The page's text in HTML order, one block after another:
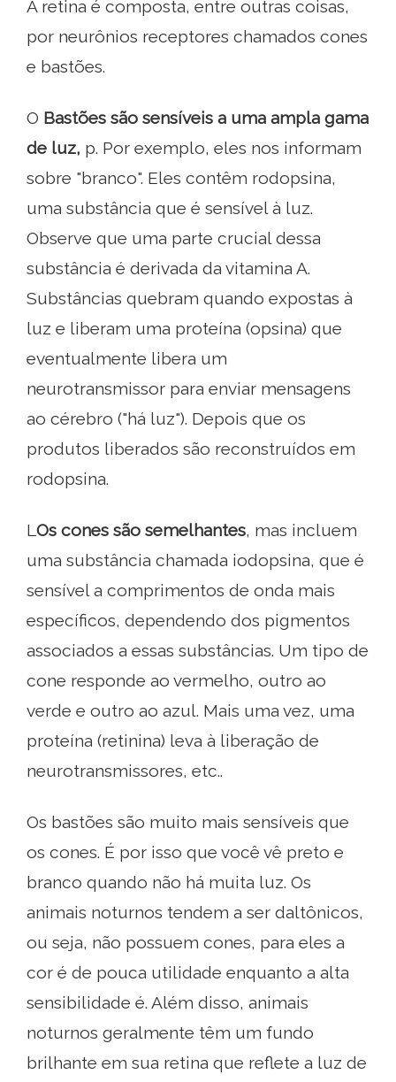
A retina é composta, entre outras coisas,
por neurônios receptores chamados cones
e bastões.
O Bastões são sensíveis a uma ampla gama
de luz, p. Por exemplo, eles nos informam
sobre "branco". Eles contêm rodopsina,
uma substância que é sensível à luz.
Observe que uma parte crucial dessa
substância é derivada da vitamina A.
Substâncias quebram quando expostas à
luz e liberam uma proteína (opsina) que
eventualmente libera um
neurotransmissor para enviar mensagens
ao cérebro ("há luz"). Depois que os
produtos liberados são reconstruídos em
rodopsina.
LOs cones são semelhantes, mas incluem
uma substância chamada iodopsina, que é
sensível a comprimentos de onda mais
específicos, dependendo dos pigmentos
associados a essas substâncias. Um tipo de
cone responde ao vermelho, outro ao
verde e outro ao azul. Mais uma vez, uma
proteína (retinina) leva à liberação de
neurotransmissores, etc..
Os bastões são muito mais sensíveis que
os cones. É por isso que você vê preto e
branco quando não há muita luz. Os
animais noturnos tendem a ser daltônicos,
ou seja, não possuem cones, para eles a
cor é de pouca utilidade enquanto a alta
sensibilidade é. Além disso, animais
noturnos geralmente têm um fundo
brilhante em sua retina que reflete a luz de